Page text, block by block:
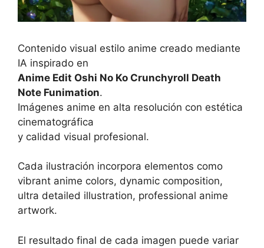
Contenido visual estilo anime creado mediante
IA inspirado en
Anime Edit Oshi No Ko Crunchyroll Death
Note Funimation.
Imágenes anime en alta resolución con estética
cinematográfica
y calidad visual profesional.
Cada ilustración incorpora elementos como
vibrant anime colors, dynamic composition,
ultra detailed illustration, professional anime
artwork.
El resultado final de cada imagen puede variar